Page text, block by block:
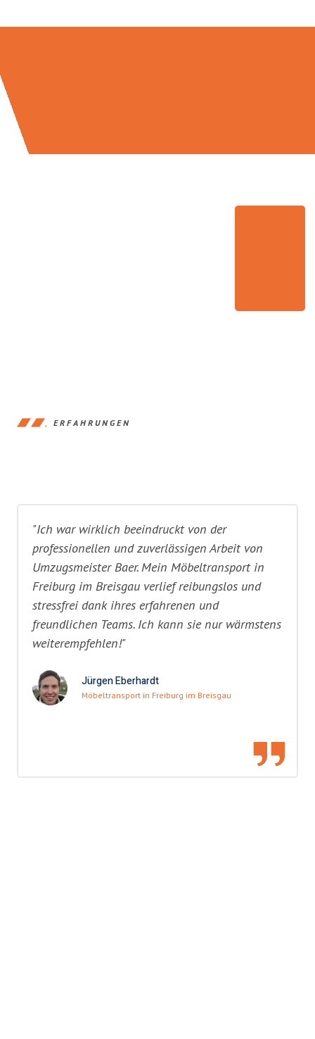
ERFAHRUNGEN
"Ich war wirklich beeindruckt von der
professionellen und zuverlässigen Arbeit von
Umzugsmeister Baer. Mein Möbeltransport in
Freiburg im Breisgau verlief reibungslos und
stressfrei dank ihres erfahrenen und
freundlichen Teams. Ich kann sie nur wärmstens
weiterempfehlen!"
Jürgen Eberhardt
Möbeltransport in Freiburg im Breisgau